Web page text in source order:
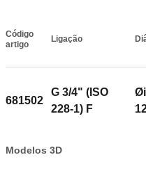
Código
artigo
Ligação
681502
G 3/4" (ISO
228-1) F
Modelos 3D